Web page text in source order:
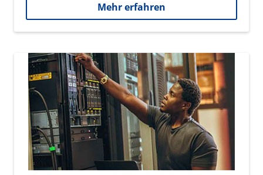
Mehr erfahren